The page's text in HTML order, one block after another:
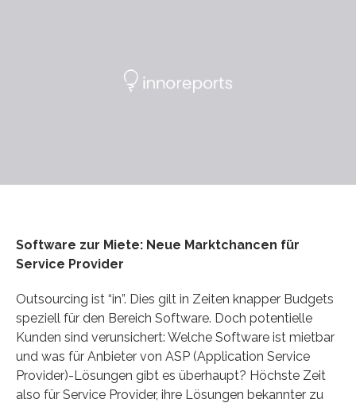
Software zur Miete: Neue Marktchancen für
Service Provider
Outsourcing ist “in”. Dies gilt in Zeiten knapper Budgets
speziell für den Bereich Software. Doch potentielle
Kunden sind verunsichert: Welche Software ist mietbar
und was für Anbieter von ASP (Application Service
Provider)-Lösungen gibt es überhaupt? Höchste Zeit
also für Service Provider, ihre Lösungen bekannter zu